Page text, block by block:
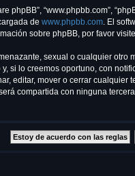
phpBB”, “www.phpbb.com”,
de www.phpbb.com . El
sobre phpBB, por favor
sexual o cualquier
si lo creemos oportuno, con
editar, mover o cerrar
compartida con ninguna